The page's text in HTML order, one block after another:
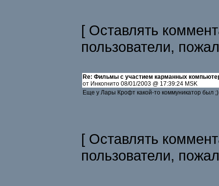
[ Оставлять
пользователи,
Re: Фильмы с участием карманных
от Инкогнито 08/01/2003 @ 17:39:24 MSK
Еще у Лары Крофт какой-то коммуникатор был ;)
[ Оставлять
пользователи,